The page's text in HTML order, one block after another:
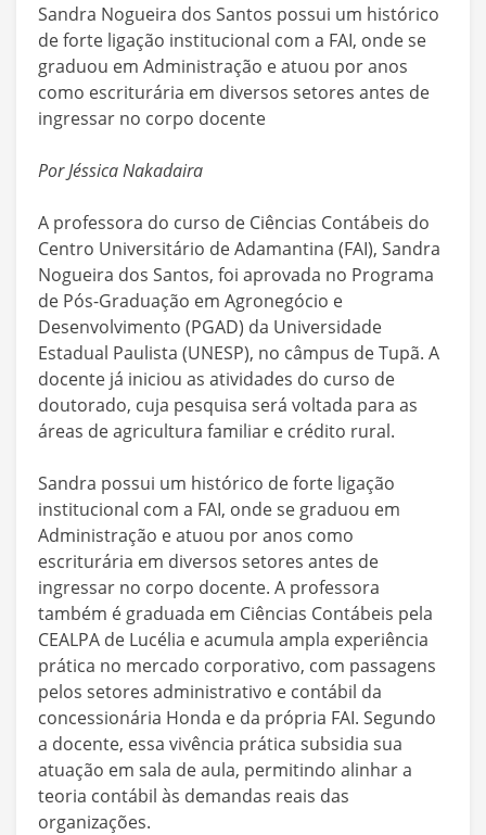
Sandra Nogueira dos Santos possui um histórico
de forte ligação institucional com a FAI, onde se
graduou em Administração e atuou por anos
como escriturária em diversos setores antes de
ingressar no corpo docente
Por Jéssica Nakadaira
A professora do curso de Ciências Contábeis do
Centro Universitário de Adamantina (FAI), Sandra
Nogueira dos Santos, foi aprovada no Programa
de Pós-Graduação em Agronegócio e
Desenvolvimento (PGAD) da Universidade
Estadual Paulista (UNESP), no câmpus de Tupã. A
docente já iniciou as atividades do curso de
doutorado, cuja pesquisa será voltada para as
áreas de agricultura familiar e crédito rural.
Sandra possui um histórico de forte ligação
institucional com a FAI, onde se graduou em
Administração e atuou por anos como
escriturária em diversos setores antes de
ingressar no corpo docente. A professora
também é graduada em Ciências Contábeis pela
CEALPA de Lucélia e acumula ampla experiência
prática no mercado corporativo, com passagens
pelos setores administrativo e contábil da
concessionária Honda e da própria FAI. Segundo
a docente, essa vivência prática subsidia sua
atuação em sala de aula, permitindo alinhar a
teoria contábil às demandas reais das
organizações.